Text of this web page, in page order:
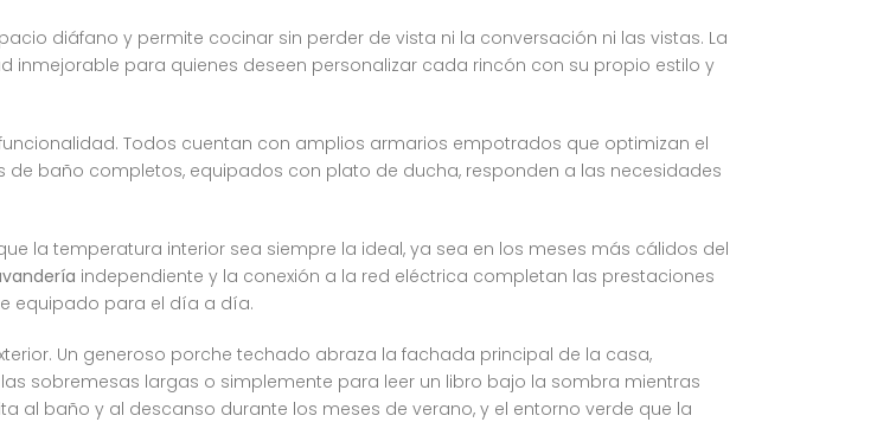
diáfano y permite cocinar sin perder de vista ni la conversación ni las vistas. La
inmejorable para quienes deseen personalizar cada rincón con su propio estilo y
Todos cuentan con amplios armarios empotrados que optimizan el
baño completos, equipados con plato de ducha, responden a las necesidades
la temperatura interior sea siempre la ideal, ya sea en los meses más cálidos del
independiente y la conexión a la red eléctrica completan las prestaciones
equipado para el día a día.
Un generoso porche techado abraza la fachada principal de la casa,
sobremesas largas o simplemente para leer un libro bajo la sombra mientras
al baño y al descanso durante los meses de verano, y el entorno verde que la